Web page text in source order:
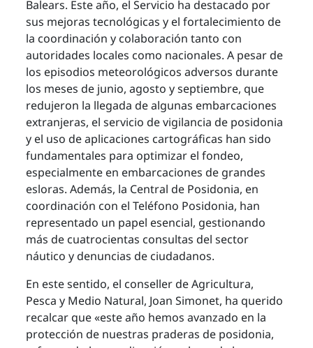
Balears. Este año, el Servicio ha destacado por
sus mejoras tecnológicas y el fortalecimiento de
la coordinación y colaboración tanto con
autoridades locales como nacionales. A pesar de
los episodios meteorológicos adversos durante
los meses de junio, agosto y septiembre, que
redujeron la llegada de algunas embarcaciones
extranjeras, el servicio de vigilancia de posidonia
y el uso de aplicaciones cartográficas han sido
fundamentales para optimizar el fondeo,
especialmente en embarcaciones de grandes
esloras. Además, la Central de Posidonia, en
coordinación con el Teléfono Posidonia, han
representado un papel esencial, gestionando
más de cuatrocientas consultas del sector
náutico y denuncias de ciudadanos.
En este sentido, el conseller de Agricultura,
Pesca y Medio Natural, Joan Simonet, ha querido
recalcar que «este año hemos avanzado en la
protección de nuestras praderas de posidonia,